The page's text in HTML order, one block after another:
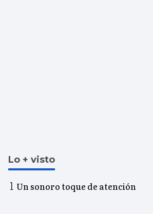
Lo + visto
Un sonoro toque de atención